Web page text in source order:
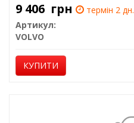
9 406 грн
термін 2 дн.
Артикул:
VOLVO
КУПИТИ